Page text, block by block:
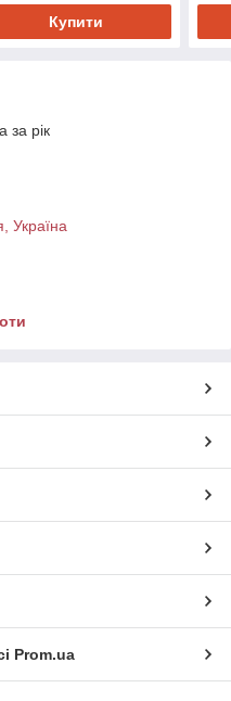
Купити
за рік
Україна
Prom.ua